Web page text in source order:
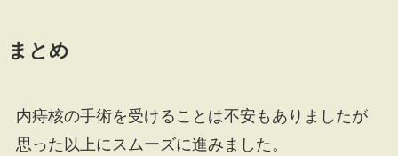
まとめ
内痔核の手術を受けることは不安もありましたが
思った以上にスムーズに進みました。